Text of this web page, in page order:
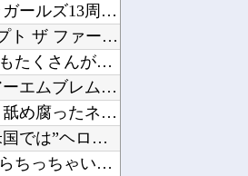
【祝】 シンデレラガールズ13周年！デレステ10周年おめでとう！ガチャ更新SSR...
Switch『カルドセプト ザ ファースト』1,858 本
「フリルもリボンもたくさんがいいのよね、ふふっ♪」対魔忍RPG・新イベント『バニ...
【朗報】 ファイアーエムブレムさん、ついにキャラ成長率がゲーム内で見れるようにな...
【ナイトレイン】 舐め腐ったネタビルドで床舐めしまくる「俺って面白いやろ？」みた...
【警告】 医師「米国では”ヘロインと同じくらいヤバい薬”が日本では平気で処方され...
この前森に行ったらちっちゃいウリボー見つけた